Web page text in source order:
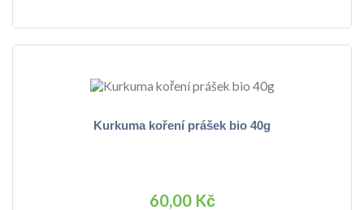
Kurkuma koření prášek bio 40g
60,00 Kč